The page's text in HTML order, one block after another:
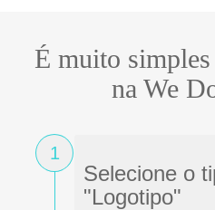
É muito
na We
1
Selecione o
"Logotipo"